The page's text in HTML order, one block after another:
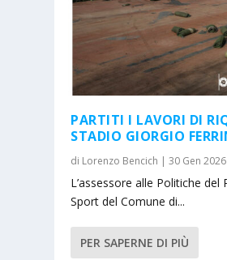
PARTITI I LAVORI DI
STADIO GIORGIO
di Lorenzo Bencich |30 Gen 2026
L’assessore alle Politiche
Sport del Comune di...
PER SAPERNE DI PIÙ